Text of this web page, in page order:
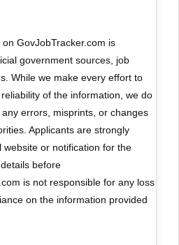
GovJobTracker.com is
government sources, job
While we make every effort to
of the information, we do
errors, misprints, or changes
Applicants are strongly
website or notification for the
before
is not responsible for any loss
on the information provided